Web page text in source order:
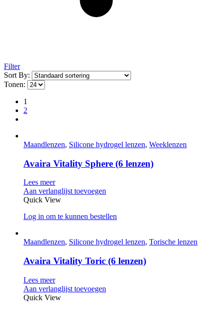
Filter
Sort By:
Tonen:
1
2
Maandlenzen, Silicone hydrogel lenzen, Weeklenzen
Avaira Vitality Sphere (6 lenzen)
Lees meer
Aan verlanglijst toevoegen
Quick View
Log in om te kunnen bestellen
Maandlenzen, Silicone hydrogel lenzen, Torische lenzen
Avaira Vitality Toric (6 lenzen)
Lees meer
Aan verlanglijst toevoegen
Quick View